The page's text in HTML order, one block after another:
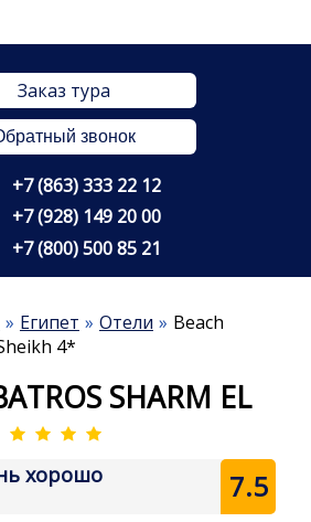
Заказ тура
звонок
+7 (863) 333 22 12
+7 (928) 149 20 00
+7 (800) 500 85 21
Египет Отели
Beach
4*
SHARM EL
хорошо 7.5